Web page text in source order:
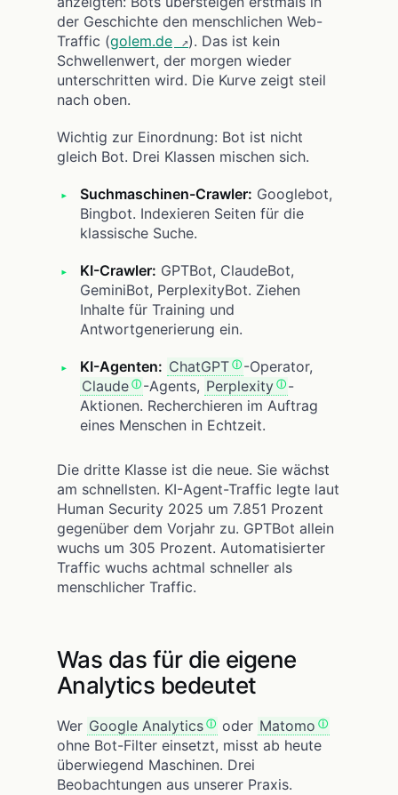
der Geschichte den menschlichen Web-
Traffic (golem.de
). Das ist kein
Schwellenwert, der morgen wieder
unterschritten wird. Die Kurve zeigt steil
nach oben.
Wichtig zur Einordnung: Bot ist nicht
gleich Bot. Drei Klassen mischen sich.
Suchmaschinen-Crawler: Googlebot,
Bingbot. Indexieren Seiten für die
klassische Suche.
KI-Crawler: GPTBot, ClaudeBot,
GeminiBot, PerplexityBot. Ziehen
Inhalte für Training und
Antwortgenerierung ein.
KI-Agenten: ChatGPT
-Operator,
Claude
-Agents, Perplexity
-
Aktionen. Recherchieren im Auftrag
eines Menschen in Echtzeit.
Die dritte Klasse ist die neue. Sie wächst
am schnellsten. KI-Agent-Traffic legte laut
Human Security 2025 um 7.851 Prozent
gegenüber dem Vorjahr zu. GPTBot allein
wuchs um 305 Prozent. Automatisierter
Traffic wuchs achtmal schneller als
menschlicher Traffic.
Was das für die eigene
Analytics bedeutet
Wer Google Analytics oder Matomo
ohne Bot-Filter einsetzt, misst ab heute
überwiegend Maschinen. Drei
Beobachtungen aus unserer Praxis.